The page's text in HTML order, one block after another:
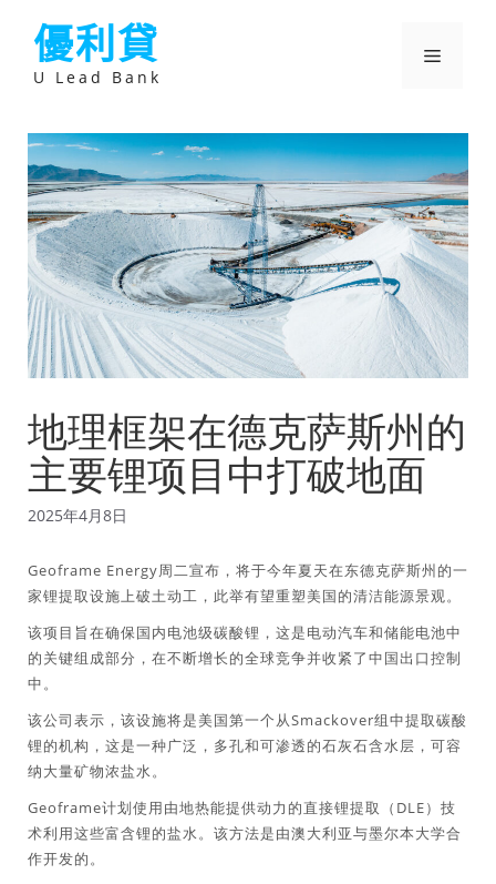
優利貸
U Lead Bank
選
地理框架在德克萨斯州的
主要锂项目中打破地面
2025年4月8日
Geoframe Energy周二宣布，将于今年夏天在东德克萨斯州的一
家锂提取设施上破土动工，此举有望重塑美国的清洁能源景观。
该项目旨在确保国内电池级碳酸锂，这是电动汽车和储能电池中
的关键组成部分，在不断增长的全球竞争并收紧了中国出口控制
中。
该公司表示，该设施将是美国第一个从Smackover组中提取碳酸
锂的机构，这是一种广泛，多孔和可渗透的石灰石含水层，可容
纳大量矿物浓盐水。
Geoframe计划使用由地热能提供动力的直接锂提取（DLE）技
术利用这些富含锂的盐水。该方法是由澳大利亚与墨尔本大学合
作开发的。